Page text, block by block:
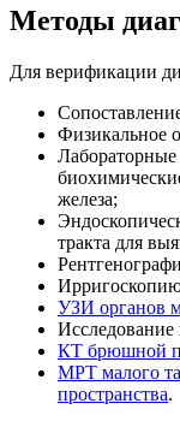
Методы
Для верификации
Физикальное
железа;
тракта для
УЗИ органов
Исследование
КТ брюшной
МРТ малого
пространства.